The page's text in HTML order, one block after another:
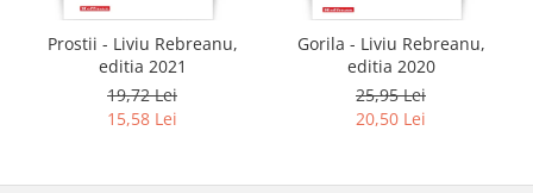
Prostii - Liviu Rebreanu,
editia 2021
19,72 Lei
15,58 Lei
Gorila - Liviu Rebreanu,
editia 2020
25,95 Lei
20,50 Lei